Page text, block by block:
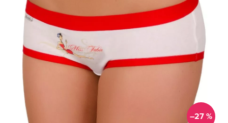
–27 %